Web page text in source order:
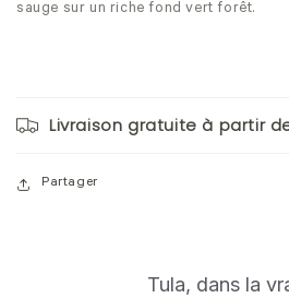
sauge sur un riche fond vert forêt.
Livraison gratuite à partir
Partager
Tula, dans la